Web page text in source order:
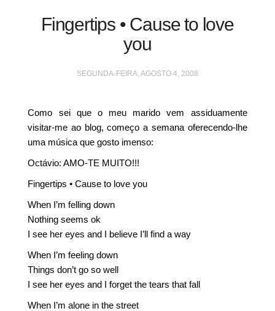
Fingertips • Cause to love
you
SEGUNDA-FEIRA, AGOSTO 4, 2008
Como sei que o meu marido vem assiduamente
visitar-me ao blog, começo a semana oferecendo-lhe
uma música que gosto imenso:
Octávio: AMO-TE MUITO!!!
Fingertips • Cause to love you
When I’m felling down
Nothing seems ok
I see her eyes and I believe I’ll find a way
When I’m feeling down
Things don’t go so well
I see her eyes and I forget the tears that fall
When I’m alone in the street